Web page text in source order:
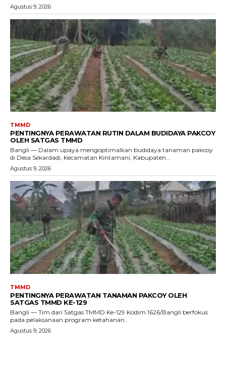
Agustus 9, 2026
TMMD
PENTINGNYA PERAWATAN RUTIN DALAM BUDIDAYA PAKCOY
OLEH SATGAS TMMD
Bangli — Dalam upaya mengoptimalkan budidaya tanaman pakcoy
di Desa Sekardadi, Kecamatan Kintamani, Kabupaten...
Agustus 9, 2026
TMMD
PENTINGNYA PERAWATAN TANAMAN PAKCOY OLEH
SATGAS TMMD KE-129
Bangli — Tim dari Satgas TMMD Ke-129 Kodim 1626/Bangli berfokus
pada pelaksanaan program ketahanan...
Agustus 9, 2026